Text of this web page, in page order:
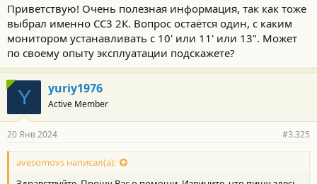
2) Вот так припаял удлинители к проводам на 28-пиновой
фишке мультимедиа
Красный "MIC+" (к голубому pin 5)
Желтый "MIC-" (к розовому pin 19)
Зеленый "MACC" +4.4V (к зеленому pin 4)
Белый "SGND" -4.4V (к серому pin 18)
Посмотреть вложение 89201
В собранном уже виде ГУ Teyes CC3 2к
Посмотреть вложение 89202
Приветствую! Очень полезная информация, так как тоже
выбрал именно СС3 2К. Вопрос остаётся один, с каким
монитором устанавливать с 10' или 11' или 13". Может
по своему опыту эксплуатации подскажете?
Y yuriy1976
Active Member
20 Янв 2024 #3.325
avesomovs написал(а):